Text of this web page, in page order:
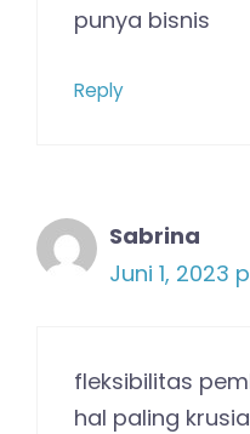
punya bisnis
Reply
Sabrina
Juni 1, 2023
fleksibilitas
hal paling